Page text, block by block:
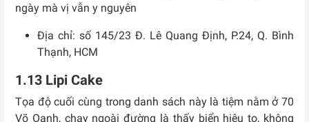
ngày mà vị vẫn y nguyên
Địa chỉ: số 145/23 Đ. Lê Quang Định, P.24, Q. Bình
Thạnh, HCM
1.13 Lipi Cake
Tọa độ cuối cùng trong danh sách này là tiệm nằm ở 70
Võ Oanh, chạy ngoài đường là thấy biển hiệu to, không